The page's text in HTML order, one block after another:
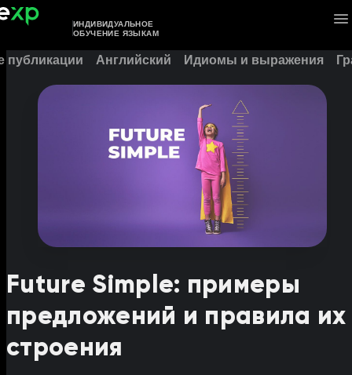
ИНДИВИДУАЛЬНОЕ
ОБУЧЕНИЕ ЯЗЫКАМ
публикации Английский Идиомы и выражения
Future Simple: примеры
предложений и правила их
строения